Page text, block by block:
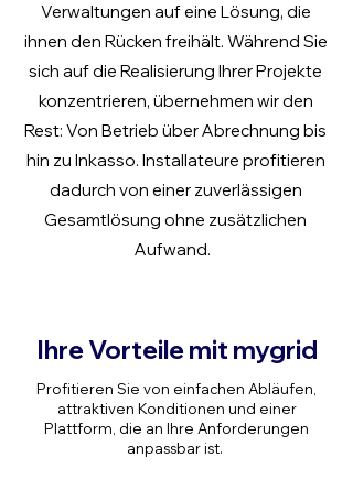
Verwaltungen auf eine Lösung, die
ihnen den Rücken freihält. Während Sie
sich auf die Realisierung Ihrer Projekte
konzentrieren, übernehmen wir den
Rest: Von Betrieb über Abrechnung bis
hin zu Inkasso. Installateure profitieren
dadurch von einer zuverlässigen
Gesamtlösung ohne zusätzlichen
Aufwand.
Ihre Vorteile mit mygrid
Profitieren Sie von einfachen Abläufen,
attraktiven Konditionen und einer
Plattform, die an Ihre Anforderungen
anpassbar ist.